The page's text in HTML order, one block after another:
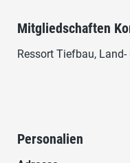
Mitgliedschaften
Ressort Tiefbau,
Personalien